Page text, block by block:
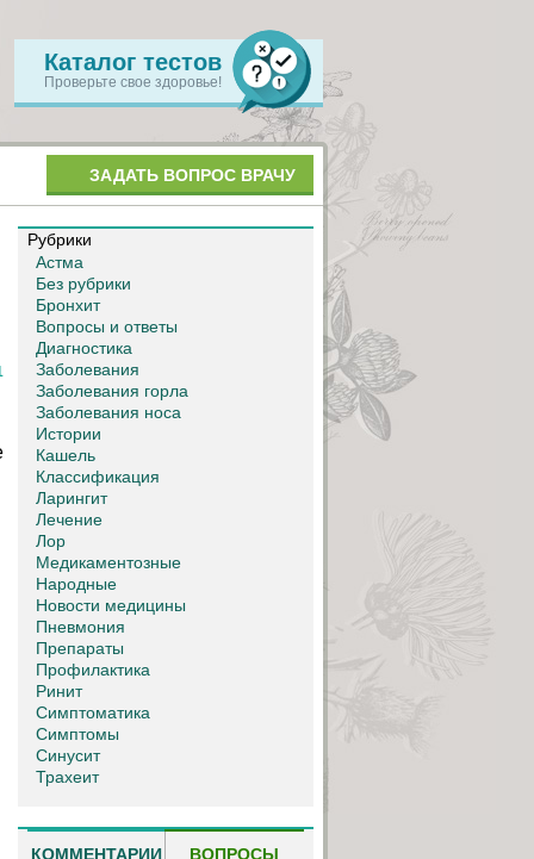
Каталог тестов
Проверьте свое здоровье!
ЗАДАТЬ ВОПРОС ВРАЧУ
Рубрики
Астма
Без рубрики
Бронхит
Вопросы и ответы
Диагностика
Заболевания
Заболевания горла
Заболевания носа
Истории
Кашель
Классификация
Ларингит
Лечение
Лор
Медикаментозные
Народные
Новости медицины
Пневмония
Препараты
Профилактика
Ринит
Симптоматика
Симптомы
Синусит
Трахеит
КОММЕНТАРИИ ВОПРОСЫ